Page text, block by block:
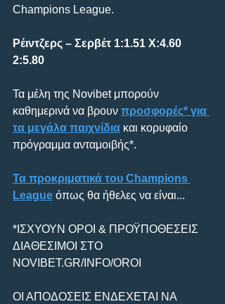
Champions League.
Ρέιντζερς – Σερβέτ 1:1.51 Χ:4.60
2:5.80
Τα μέλη της Novibet μπορούν
καθημερινά να βρουν προσφορές* για
τα μεγάλα παιχνίδια και κορυφαίο
πρόγραμμα ανταμοιβής*.
Τα προκριματικά του Champions
League όπως θα ήθελες να είναι...
*ΙΣΧΥΟΥΝ ΟΡΟΙ & ΠΡΟΫΠΟΘΕΣΕΙΣ
ΔΙΑΘΕΣΙΜΟΙ ΣΤΟ
NOVIBET.GR/INFO/OROI
ΟΙ ΑΠΟΔΟΣΕΙΣ ΕΝΔΕΧΕΤΑΙ ΝΑ